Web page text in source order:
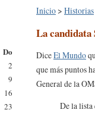
Do
2
9
16
23
Inicio > Historias
La candidata
DiceEl Mundo
que más puntos
General de la
De la lista